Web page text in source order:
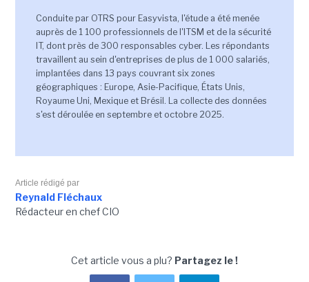
Conduite par OTRS pour Easyvista, l'étude a été menée
auprès de 1 100 professionnels de l'ITSM et de la sécurité
IT, dont près de 300 responsables cyber. Les répondants
travaillent au sein d'entreprises de plus de 1 000 salariés,
implantées dans 13 pays couvrant six zones
géographiques : Europe, Asie-Pacifique, États Unis,
Royaume Uni, Mexique et Brésil. La collecte des données
s'est déroulée en septembre et octobre 2025.
Article rédigé par
Reynald Fléchaux
Rédacteur en chef CIO
Cet article vous a plu? Partagez le !